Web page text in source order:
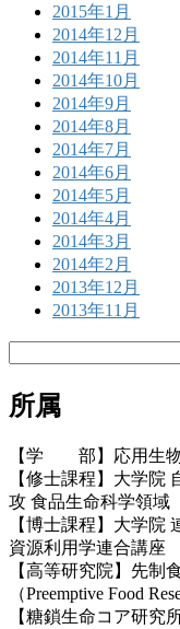
2015年1月
2014年12月
2014年11月
2014年10月
2014年9月
2014年8月
2014年7月
2014年6月
2014年5月
2014年4月
2014年3月
2014年2月
2013年12月
2013年11月
所属
【学 部】応用生
【修士課程】大学院
攻 食品生命科学領域
【博士課程】大学院
資源利用学連合講座
【高等研究院】先制
（Preemptive Food
【糖鎖生命コア研究